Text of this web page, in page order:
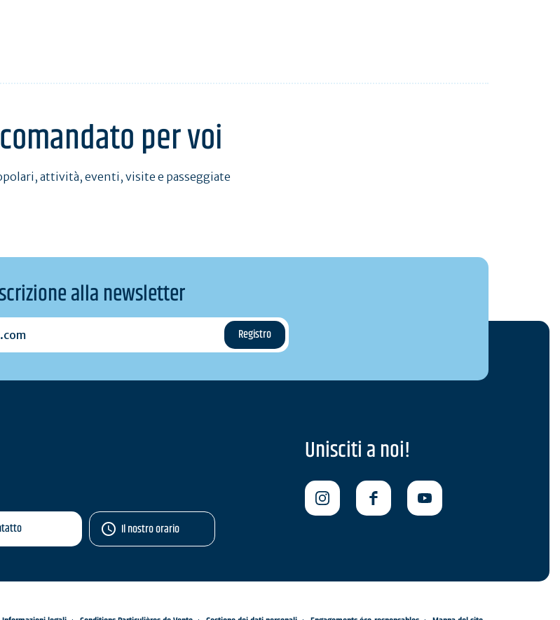
per voi
attività, eventi, visite e passeggiate
alla newsletter
Il nostro orario
Unisciti a noi!